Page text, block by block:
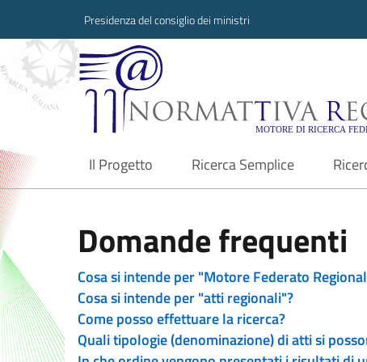
Presidenza del consiglio dei ministri
Normattiva
Il Progetto
current Ricerca Semplice
Domande frequenti
Cosa si intende per "Motore Federato
Cosa si intende per "atti regionali"?
Come posso effettuare la ricerca?
Quali tipologie (denominazione) di atti si